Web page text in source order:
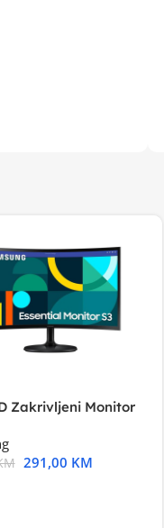
Zakrivljeni Monitor
291,00 KM